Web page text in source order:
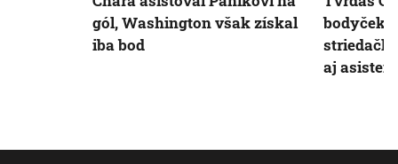
gól, Washington však získal
iba bod
aj